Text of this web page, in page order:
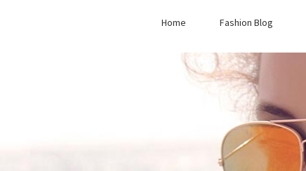
Home Fashion Blog